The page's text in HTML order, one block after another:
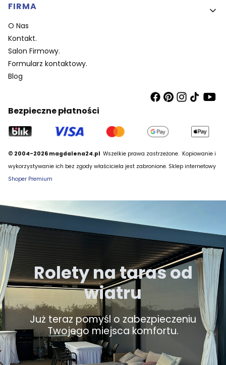
FIRMA
O Nas
Kontakt.
Salon Firmowy.
Formularz kontaktowy.
Blog
Bezpieczne płatności
© 2004-2026 magdalena24.pl Wszelkie prawa zastrzeżone. Kopiowanie i
wykorzystywanie ich bez zgody właściciela jest zabronione. Sklep internetowy
Shoper Premium
Rolety na taras od
wiatru
Już teraz pomyśl o zabezpieczeniu
Twojego miejsca komfortu.